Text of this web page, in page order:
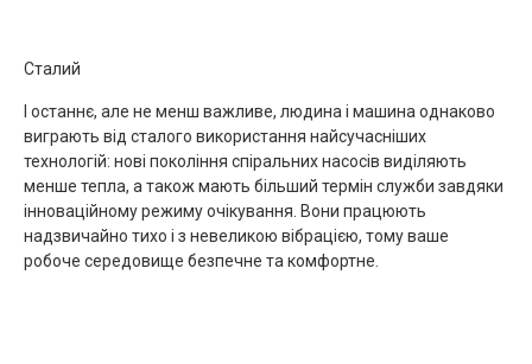
Сталий
І останнє, але не менш важливе, людина і машина однаково
виграють від сталого використання найсучасніших
технологій: нові покоління спіральних насосів виділяють
менше тепла, а також мають більший термін служби завдяки
інноваційному режиму очікування. Вони працюють
надзвичайно тихо і з невеликою вібрацією, тому ваше
робоче середовище безпечне та комфортне.